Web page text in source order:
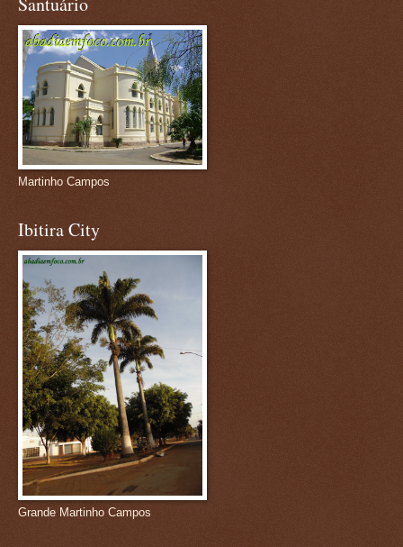
Martinho Campos
Ibitira City
Grande Martinho Campos